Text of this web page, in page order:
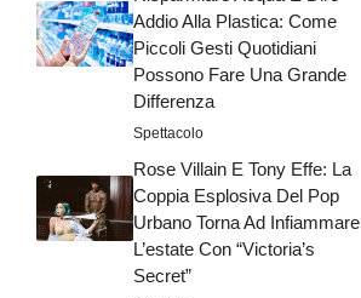
Addio Alla Plastica: Come
Piccoli Gesti Quotidiani
Possono Fare Una Grande
Differenza
Spettacolo
Rose Villain E Tony Effe: La
Coppia Esplosiva Del Pop
Urbano Torna Ad Infiammare
L’estate Con “Victoria’s
Secret”